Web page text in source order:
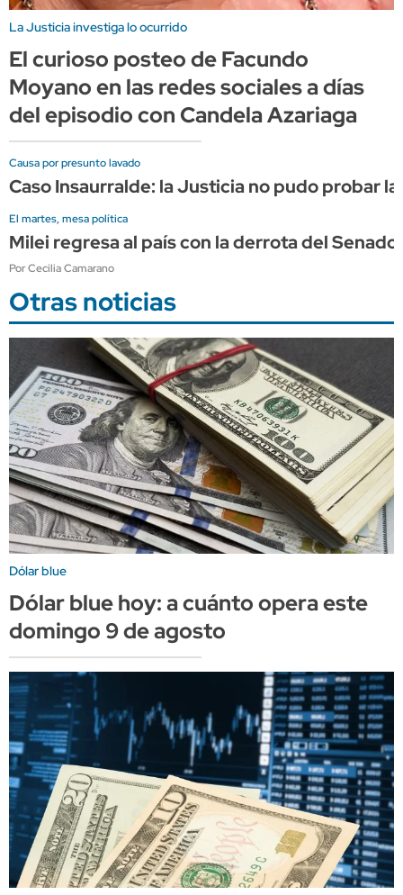
La Justicia investiga lo ocurrido
El curioso posteo de Facundo
Moyano en las redes sociales a días
del episodio con Candela Azariaga
Causa por presunto lavado
Caso Insaurralde: la Justicia no pudo probar
El martes, mesa política
Milei regresa al país con la derrota del
Por Cecilia Camarano
Otras noticias
Dólar blue
Dólar blue hoy: a cuánto opera este
domingo 9 de agosto